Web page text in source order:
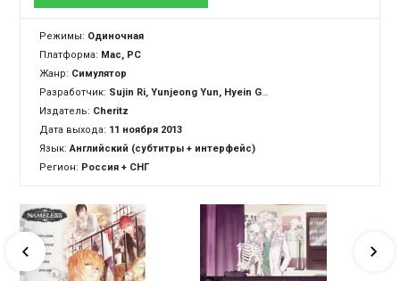
Режимы: Одиночная
Платформа: Mac, PC
Жанр: Симулятор
Разработчик: Sujin Ri, Yunjeong Yun, Hyein Go, Minsu Ock, Marcos Arroyo, Seona Lee, Sohyeon Jeon
Издатель: Cheritz
Дата выхода: 11 ноября 2013
Язык:Английский (субтитры + интерфейс)
Регион: Россия + СНГ